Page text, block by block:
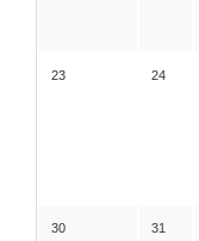
23 24
30 31